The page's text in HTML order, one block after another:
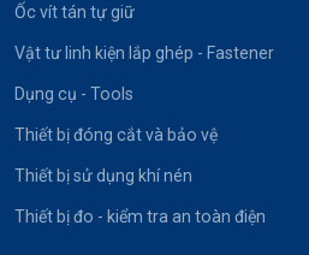
Ốc vít tán tự giữ
Vật tư linh kiện lắp ghép - Fastener
Dụng cụ - Tools
Thiết bị đóng cắt và bảo vệ
Thiết bị sử dụng khí nén
Thiết bị đo - kiểm tra an toàn điện